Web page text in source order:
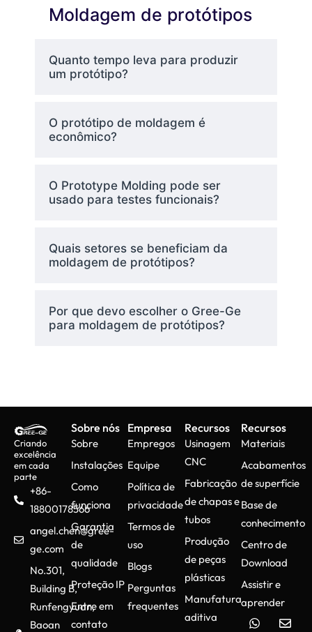
para garantir que a peça possa
aprimorada para o processo de
moldagem por injeção.
Seleção de
Os plásticos adequados para
uma aplicação específica são
sua capacidade de resistência,
com suas características de
restrições de uso.
protótipos ocorre por meio de
Usinagem CNC
ou
Impressão
3Dno processo conhecido
como ferramental rápido. O
cronograma de produção do
molde torna-se mais rápido
com o uso de usinagem de alta
velocidade juntamente com
métodos de ferramental de
baixo volume.
Moldagem de protótipos
Quanto tempo leva para produzir
um protótipo?
O protótipo de moldagem é
econômico?
O Prototype Molding pode ser
usado para testes funcionais?
Quais setores se beneficiam da
moldagem de protótipos?
Por que devo escolher o Gree-Ge
para moldagem de protótipos?
Criando
excelência
em cada
parte
+86-
18800178566
angel.chen@gree-
ge.com
No.301,
Building B,
Runfengyuan,
Baoan
Sobre nós
Sobre
Instalações
Como
funciona
Garantia
de
qualidade
Proteção IP
Entre em
contato
Empresa
Empregos
Equipe
Política de
privacidade
Termos de
uso
Blogs
Perguntas
frequentes
Recursos
Usinagem
CNC
Fabricação
de chapas e
tubos
Produção
de peças
plásticas
Manufatura
aditiva
Recursos
Materiais
Acabamentos
de superfície
Base de
conhecimento
Centro de
Download
Assistir e
aprender